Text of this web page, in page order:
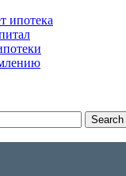
ипотека
Search